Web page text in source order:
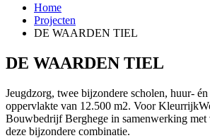
Home
Projecten
DE WAARDEN TIEL
DE WAARDEN TIEL
Jeugdzorg, twee bijzondere scholen, huur-
oppervlakte van 12.500 m2. Voor
Bouwbedrijf Berghege in samenwerking met
deze bijzondere combinatie.